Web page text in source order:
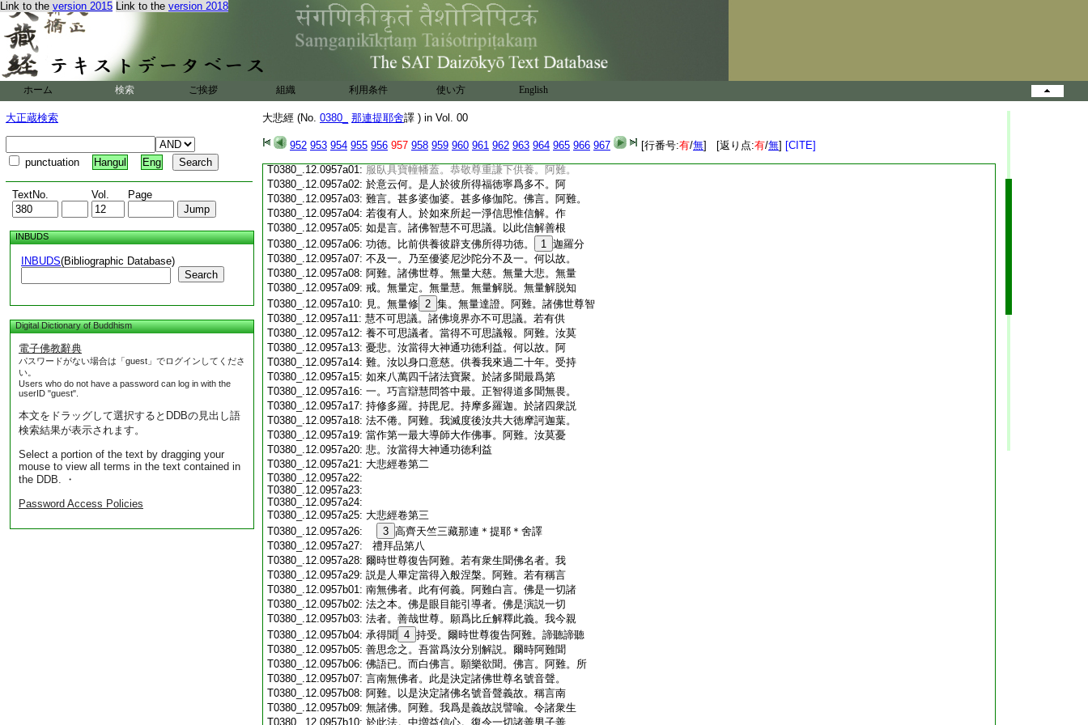
Link to the version 2015 Link to the version 2018
ホーム 検索 ご挨拶 組織 利用条件 使い方 English
大正蔵検索
punctuation Hangul Eng
TextNo. Vol. Page
INBUDS
INBUDS(Bibliographic Database)
Search
Digital Dictionary of Buddhism
電子佛教辭典
パスワードがない場合は「guest」でログインしてくださ
い。
Users who do not have a password can log in with the
userID "guest".
本文をドラッグして選択するとDDBの見出し語
検索結果が表示されます。
Select a portion of the text by dragging your
mouse to view all terms in the text contained in
the DDB. ・
Password Access Policies
大悲經 (No. 0380_ 那連提耶舍譯 ) in Vol. 00
952 953 954 955 956 957 958 959 960 961 962 963 964 965 966 967 [行番号:有/無] [返り点:有/無] [CITE]
T0380_.12.0956c19:復有人。於諸佛所但一合掌一稱名。如是福
T0380_.12.0956c20:徳比前福徳。百分不及一。千分不及一。百
T0380_.12.0956c21: 千億分不及一。數分不及一。迦羅分不及一。
T0380_.12.0956c22:何以故。阿難。以佛如來諸福田中爲最無上。
是故施佛成大功徳神通威力。阿難。且置三
T0380_.12.0956c25:大千世界滿中辟支佛。如甘蔗竹
若麻若
T0380_.12.0956c26:草。若有善男子善女人。若一劫若減一劫。以
T0380_.12.0956c27:諸稱意一切樂具。恭敬尊重謙下供養彼辟
T0380_.12.0956c28:支佛。若辟支佛滅度後起七寶塔。若有善男
T0380_.12.0957a01: 服臥具寶幢幡蓋。恭敬尊重謙下供養。阿難。
T0380_.12.0957a02: 於意云何。是人於彼所得福徳寧爲多不。阿
T0380_.12.0957a03: 難言。甚多婆伽婆。甚多修伽陀。佛言。阿難。
T0380_.12.0957a04: 若復有人。於如來所起一淨信思惟信解。作
T0380_.12.0957a05: 如是言。諸佛智慧不可思議。以此信解善根
T0380_.12.0957a06: 功徳。比前供養彼辟支佛所得功徳。 1 迦羅分
T0380_.12.0957a07: 不及一。乃至優婆尼沙陀分不及一。何以故。
T0380_.12.0957a08: 阿難。諸佛世尊。無量大慈。無量大悲。無量
T0380_.12.0957a09: 戒。無量定。無量慧。無量解脱。無量解脱知
T0380_.12.0957a10: 見。無量修 2 集。無量達證。阿難。諸佛世尊智
T0380_.12.0957a11: 慧不可思議。諸佛境界亦不可思議。若有供
T0380_.12.0957a12: 養不可思議者。當得不可思議報。阿難。汝莫
T0380_.12.0957a13: 憂悲。汝當得大神通功徳利益。何以故。阿
T0380_.12.0957a14: 難。汝以身口意慈。供養我來過二十年。受持
T0380_.12.0957a15: 如來八萬四千諸法寶聚。於諸多聞最爲第
T0380_.12.0957a16: 一。巧言辯慧問答中最。正智得道多聞無畏。
T0380_.12.0957a17: 持修多羅。持毘尼。持摩多羅迦。於諸四衆説
T0380_.12.0957a18: 法不倦。阿難。我滅度後汝共大徳摩訶迦葉。
T0380_.12.0957a19: 當作第一最大導師大作佛事。阿難。汝莫憂
T0380_.12.0957a20: 悲。汝當得大神通功徳利益
T0380_.12.0957a21: 大悲經卷第二
T0380_.12.0957a22:
T0380_.12.0957a23:
T0380_.12.0957a24:
T0380_.12.0957a25: 大悲經卷第三
T0380_.12.0957a26:
3 高齊天竺三藏那連＊提耶＊舍譯
T0380_.12.0957a27:
禮拜品第八
T0380_.12.0957a28: 爾時世尊復告阿難。若有衆生聞佛名者。我
T0380_.12.0957a29: 説是人畢定當得入般涅槃。阿難。若有稱言
T0380_.12.0957b01: 南無佛者。此有何義。阿難白言。佛是一切諸
T0380_.12.0957b02: 法之本。佛是眼目能引導者。佛是演説一切
T0380_.12.0957b03: 法者。善哉世尊。願爲比丘解釋此義。我今親
T0380_.12.0957b04: 承得聞 4 持受。爾時世尊復告阿難。諦聽諦聽
T0380_.12.0957b05: 善思念之。吾當爲汝分別解説。爾時阿難聞
T0380_.12.0957b06: 佛語已。而白佛言。願樂欲聞。佛言。阿難。所
T0380_.12.0957b07: 言南無佛者。此是決定諸佛世尊名號音聲。
T0380_.12.0957b08: 阿難。以是決定諸佛名號音聲義故。稱言南
T0380_.12.0957b09: 無諸佛。阿難。我爲是義故説譬喩。令諸衆生
T0380_.12.0957b10: 於此法。中増益信心。復令一切諸善男子善